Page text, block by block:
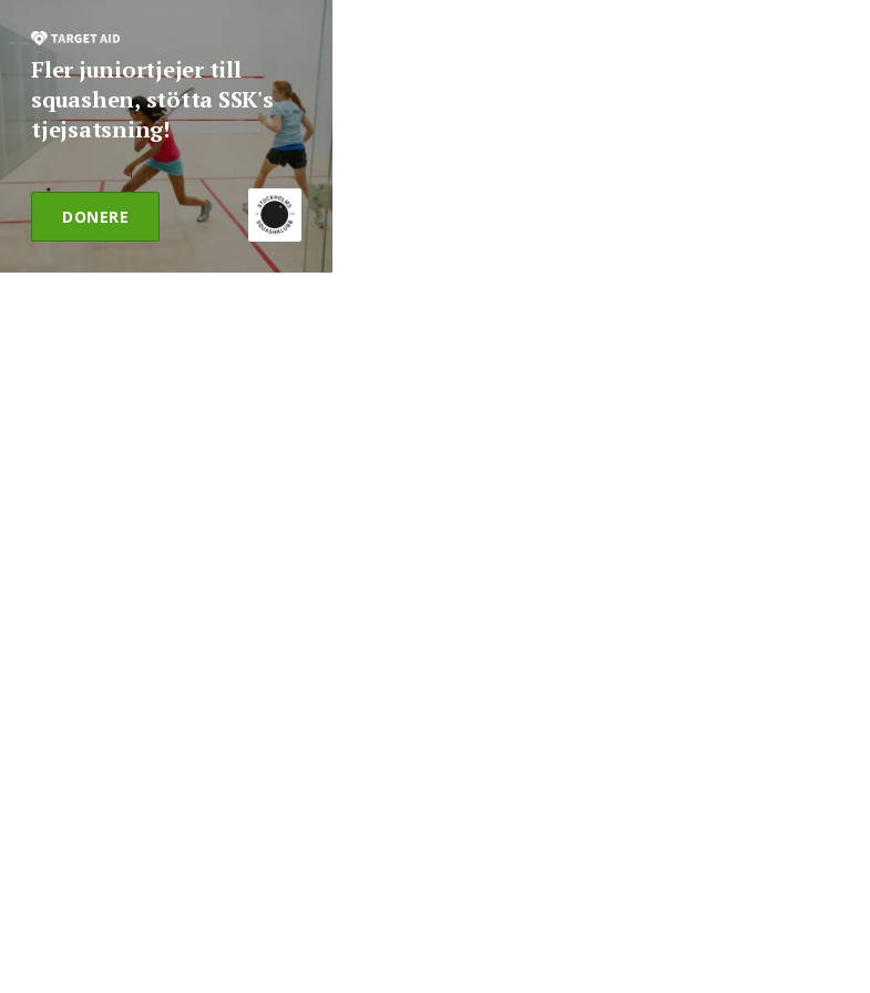
Fler juniortjejer till
squashen, stötta SSK's
tjejsatsning!
DONERE